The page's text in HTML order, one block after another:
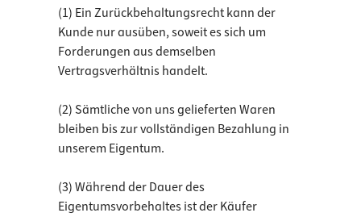
(1) Ein Zurückbehaltungsrecht kann der
Kunde nur ausüben, soweit es sich um
Forderungen aus demselben
Vertragsverhältnis handelt.
(2) Sämtliche von uns gelieferten Waren
bleiben bis zur vollständigen Bezahlung in
unserem Eigentum.
(3) Während der Dauer des
Eigentumsvorbehaltes ist der Käufer